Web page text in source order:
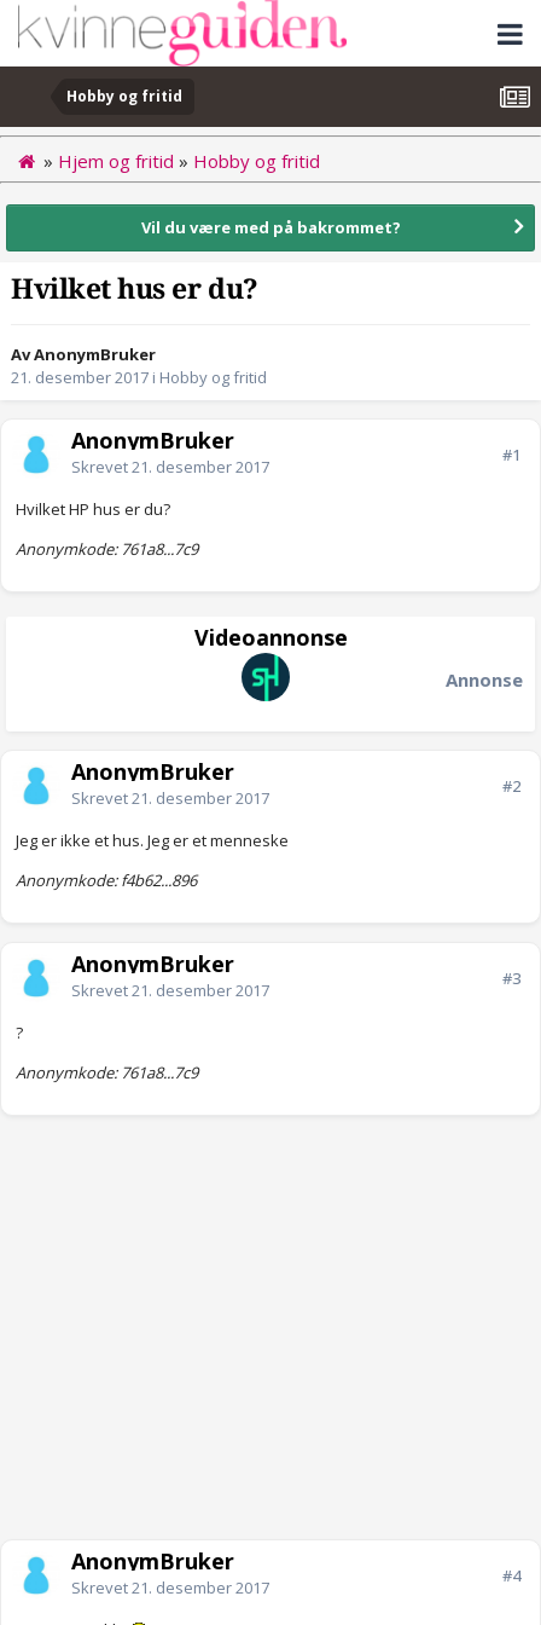
Hobby og fritid
» Hjem og fritid » Hobby og fritid
Vil du være med på bakrommet?
Hvilket hus er du?
Av AnonymBruker
21. desember 2017 i Hobby og fritid
AnonymBruker
Skrevet21. desember 2017
#1
Hvilket HP hus er du?
Anonymkode: 761a8...7c9
Videoannonse
Annonse
AnonymBruker
Skrevet21. desember 2017
#2
Jeg er ikke et hus. Jeg er et menneske
Anonymkode: f4b62...896
AnonymBruker
Skrevet21. desember 2017
#3
?
Anonymkode: 761a8...7c9
AnonymBruker
Skrevet21. desember 2017
#4